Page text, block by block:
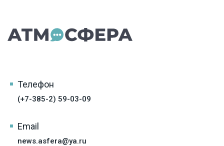
Телефон
(+7-385-2) 59-03-09
Email
news.asfera@ya.ru